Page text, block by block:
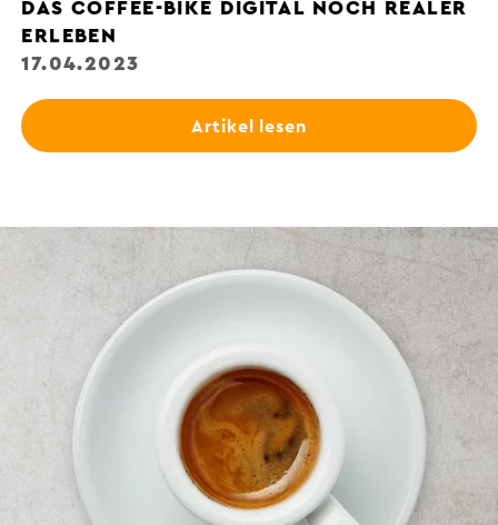
DAS COFFEE-BIKE DIGITAL NOCH REALER
ERLEBEN
17.04.2023
Artikel lesen